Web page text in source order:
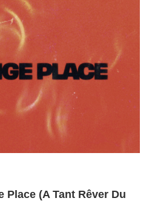
Place (A Tant Rêver Du